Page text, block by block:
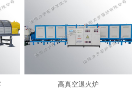
高真空退火炉